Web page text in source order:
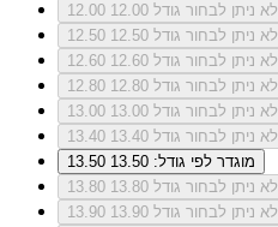
12.00
לא ניתן לבחור גודל 12.00
12.50
לא ניתן לבחור גודל 12.50
12.60
לא ניתן לבחור גודל 12.60
12.80
לא ניתן לבחור גודל 12.80
13.00
לא ניתן לבחור גודל 13.00
13.40
לא ניתן לבחור גודל 13.40
13.50
מוגדר לפי גודל: 13.50
13.80
לא ניתן לבחור גודל 13.80
13.90
לא ניתן לבחור גודל 13.90